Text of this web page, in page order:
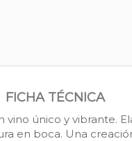
FICHA TÉCNICA
único y vibrante.
en boca. Una